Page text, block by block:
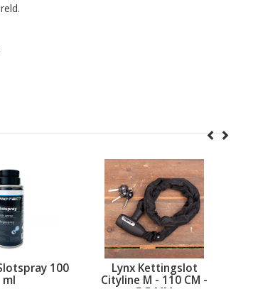
Lynx Kettingslot
Cityline M - 110 CM -
AXA Kettingslot
Absolute 9 - 110 cm